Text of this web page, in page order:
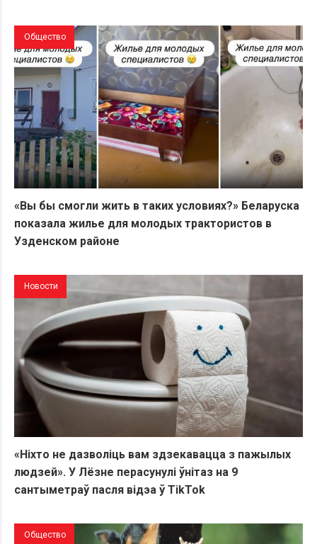
Общество
«Вы бы смогли жить в таких условиях?» Беларуска
показала жилье для молодых трактористов в
Узденском районе
Новости
«Ніхто не дазволіць вам здзекавацца з пажылых
людзей». У Лёзне перасунулі ўнітаз на 9
сантыметраў пасля відэа ў TikTok
Общество